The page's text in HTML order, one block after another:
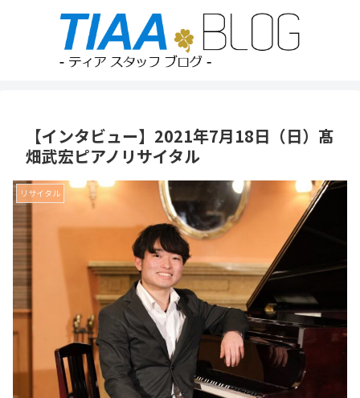
【インタビュー】2021年7月18日（日）髙
畑武宏ピアノリサイタル
リサイタル